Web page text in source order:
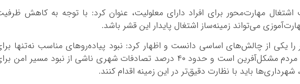
مهارت‌محور برای افراد دارای معلولیت، عنوان کرد: با توجه به کاهش
می‌تواند زمینه‌ساز اشتغال پایدار این قشر باشد.
یکی از چالش‌های اساسی دانست و اظهار کرد: نبود پیاده‌روهای مناسب نه‌تنها
معلولان بلکه برای همه مردم مشکل‌آفرین است و حدود ۴۰ درصد تصادفات شهری ناشی از نبود مسیر امن
شهرداری‌ها باید با نظارت دقیق‌تر در این زمینه اقدام کنند.